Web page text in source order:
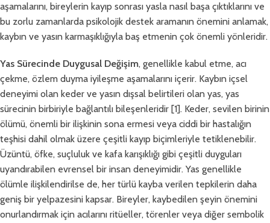
aşamalarını, bireylerin kayıp sonrası yasla nasıl başa çıktıklarını ve
bu zorlu zamanlarda psikolojik destek aramanın önemini anlamak,
kaybın ve yasın karmaşıklığıyla baş etmenin çok önemli yönleridir.
Yas Sürecinde Duygusal Değişim, genellikle kabul etme, acı
çekme, özlem duyma iyileşme aşamalarını içerir. Kaybın içsel
deneyimi olan keder ve yasın dışsal belirtileri olan yas, yas
sürecinin birbiriyle bağlantılı bileşenleridir [1]. Keder, sevilen birinin
ölümü, önemli bir ilişkinin sona ermesi veya ciddi bir hastalığın
teşhisi dahil olmak üzere çeşitli kayıp biçimleriyle tetiklenebilir.
Üzüntü, öfke, suçluluk ve kafa karışıklığı gibi çeşitli duyguları
uyandırabilen evrensel bir insan deneyimidir. Yas genellikle
ölümle ilişkilendirilse de, her türlü kayba verilen tepkilerin daha
geniş bir yelpazesini kapsar. Bireyler, kaybedilen şeyin önemini
onurlandırmak için acılarını ritüeller, törenler veya diğer sembolik